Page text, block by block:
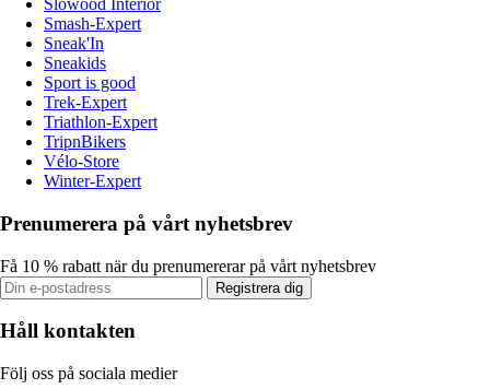
Slowood Interior
Smash-Expert
Sneak'In
Sneakids
Sport is good
Trek-Expert
Triathlon-Expert
TripnBikers
Vélo-Store
Winter-Expert
Prenumerera på vårt nyhetsbrev
Få 10 % rabatt när du prenumererar på vårt nyhetsbrev
Registrera dig
Håll kontakten
Följ oss på sociala medier